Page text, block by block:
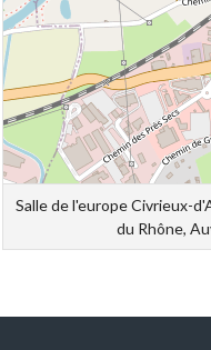
Salle de l'europe Civrieux-
du Rhône,